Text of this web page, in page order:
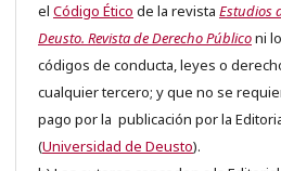
el Código Ético de la revista Estudios
Deusto. Revista de Derecho Públiconi
códigos de conducta, leyes o
cualquier tercero; y que no se
pago por la publicación por la
(Universidad de Deusto).